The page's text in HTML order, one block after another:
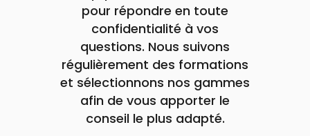
introduite
avec l'accord de votre
Voir le produit
Ajouter au panier Voir la promotion
Voir la promotion Voir la promotion
Voir la promotion
pour répondre en toute
confidentialité à vos
questions. Nous suivons
régulièrement des formations
et sélectionnons nos gammes
afin de vous apporter le
conseil le plus adapté.